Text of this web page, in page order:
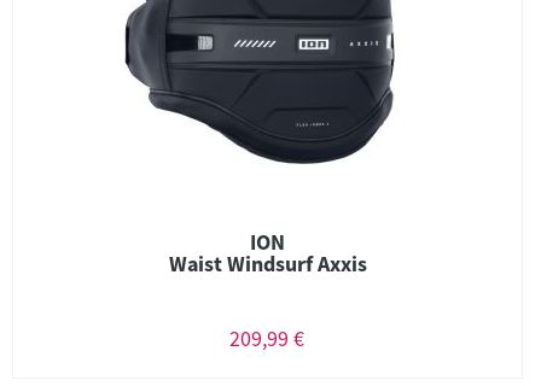
ION
Waist Windsurf Axxis
209,99 €